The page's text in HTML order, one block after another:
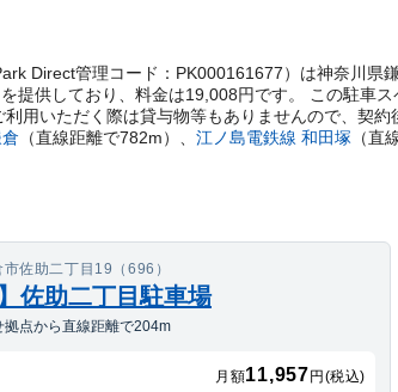
Direct管理コード：PK000161677）は神奈川
提供しており、料金は19,008円です。 この駐車
用いただく際は貸与物等もありませんので、契約
（直線距離で782m） 江ノ島電鉄線 和田塚 （直
佐助二丁目19（696）
佐助二丁目駐車場
拠点から直線距離で204m
月額11,957 円(税込)